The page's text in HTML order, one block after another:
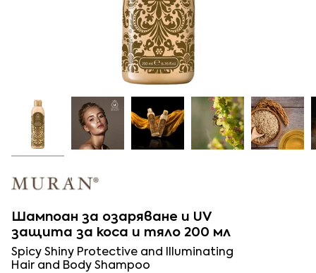
Шампоан за озаряване и UV
защита за коса и тяло 200 мл
Spicy Shiny Protective and Illuminating
Hair and Body Shampoo